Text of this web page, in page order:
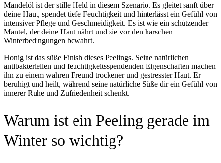
Mandelöl ist der stille Held in diesem Szenario. Es gleitet sanft über
deine Haut, spendet tiefe Feuchtigkeit und hinterlässt ein Gefühl von
intensiver Pflege und Geschmeidigkeit. Es ist wie ein schützender
Mantel, der deine Haut nährt und sie vor den harschen
Winterbedingungen bewahrt.
Honig ist das süße Finish dieses Peelings. Seine natürlichen
antibakteriellen und feuchtigkeitsspendenden Eigenschaften machen
ihn zu einem wahren Freund trockener und gestresster Haut. Er
beruhigt und heilt, während seine natürliche Süße dir ein Gefühl von
innerer Ruhe und Zufriedenheit schenkt.
Warum ist ein Peeling gerade im
Winter so wichtig?